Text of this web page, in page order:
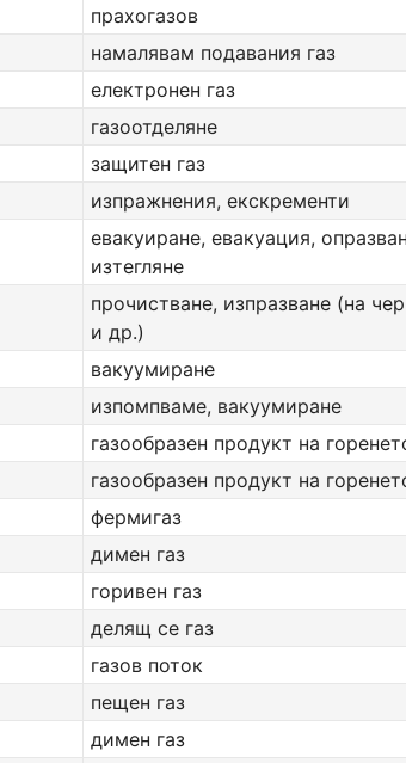
прахогазов
намалявам подавания газ
електронен газ
газоотделяне
защитен газ
изпражнения, екскременти
евакуиране, евакуация,
изтегляне
прочистване, изпразване (на
и др.)
вакуумиране
изпомпваме, вакуумиране
газообразен продукт на
газообразен продукт на
фермигаз
димен газ
горивен газ
делящ се газ
газов поток
пещен газ
димен газ